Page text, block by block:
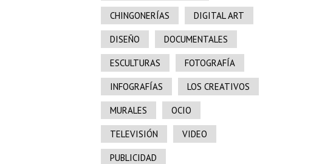
CHINGONERÍAS DIGITAL ART
DISEÑO DOCUMENTALES
ESCULTURAS FOTOGRAFÍA
INFOGRAFÍAS LOS CREATIVOS
MURALES OCIO
TELEVISIÓN VIDEO
PUBLICIDAD